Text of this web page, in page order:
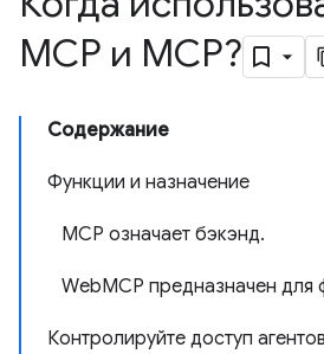
MCP и MCP?
Содержание
Функции и назначение
MCP означает бэкэнд.
WebMCP предназначен для
Контролируйте доступ